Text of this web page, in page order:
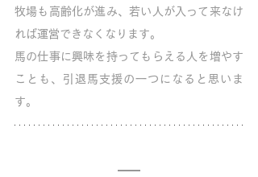
牧場も高齢化が進み、若い人が入って来なけ
れば運営できなくなります。
馬の仕事に興味を持ってもらえる人を増やす
ことも、引退馬支援の一つになると思いま
す。